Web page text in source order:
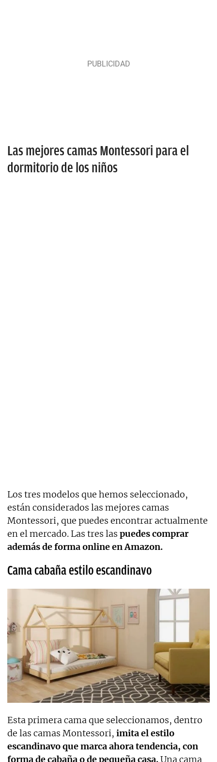
Las mejores camas Montessori para el
dormitorio de los niños
Los tres modelos que hemos seleccionado,
están considerados las mejores camas
Montessori, que puedes encontrar actualmente
en el mercado. Las tres las puedes comprar
además de forma online en Amazon.
Cama cabaña estilo escandinavo
Esta primera cama que seleccionamos, dentro
de las camas Montessori, imita el estilo
escandinavo que marca ahora tendencia, con
forma de cabaña o de pequeña casa.Una cama